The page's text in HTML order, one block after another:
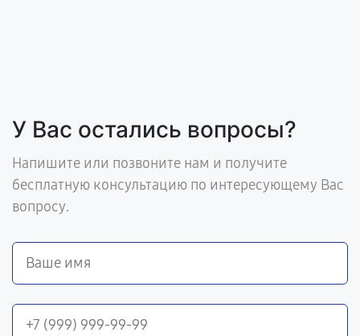
У Вас остались вопросы?
Напишите или позвоните нам и получите
бесплатную консультацию по интересующему Вас
вопросу.